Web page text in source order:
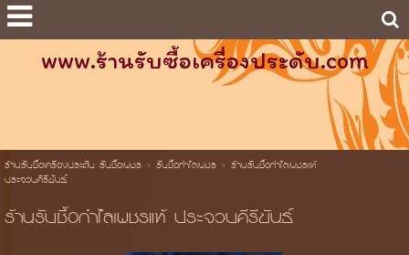
www.ร้านรับซื้อเครื่องประดับ.com
ร้านรับซื้อเครื่องประดับ รับซื้อเพชร> รับซื้อกำไลเพชร> ร้านรับซื้อกำไลเพชรแท้
ประจวบคีรีขันธ์
ร้านรับซื้อกำไลเพชรแท้ ประจวบคีรีขันธ์